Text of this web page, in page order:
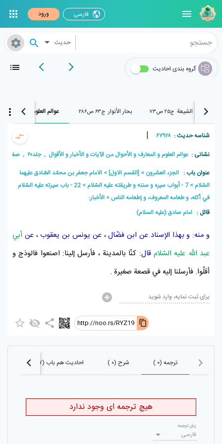
فارسی ورود
حدیث
گروه بندی احادیث
وسائل الشیعة ج۲۵ ص۷۳ بحار الأنوار ج۶۳ ص۲۸۶ عوالم العلوم ج۲۰ ص۱۶۷
شناسه حدیث : ۶۷۹۲۸ |
نشانی : عوالم العلوم و المعارف و الأحوال من الآیات و الأخبار و الأقوال , جلد۲۰ , صفحه۱۶۷
عنوان باب : الجزء العشرون [القسم الاول]
الامام جعفر بن محمّد الصّادق عليهما
السّلام
7 - أبواب سيره و سننه و طريقته عليه السّلام
22 - باب سيرته عليه السّلام
في أكله، و طعامه المعروف، و إطعامه الناس
الأخبار:
قائل : امام صادق (علیه السلام)
و منه: و بهذا الإسناد عن ابن فضّال، عن يونس بن يعقوب ، عن أبي
عبد اللّه عليه السّلامقال: كنّا بالمدينة ، فأرسل إلينا: اصنعوا فالوذج و
أقلّوا. فأرسلنا إليه في قصعة صغيرة .
برای ثبت نمایه، وارد شوید
http://noo.rs/RYZ19
ترجمه (۰ ) شرح (۰ ) احادیث هم باب (۲۶۸۷)
هیچ ترجمه ای وجود ندارد
فارسی
زبان ترجمه